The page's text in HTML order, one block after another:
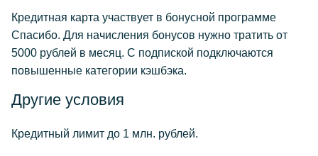
Кредитная карта участвует в бонусной программе
Спасибо. Для начисления бонусов нужно тратить от
5000 рублей в месяц. С подпиской подключаются
повышенные категории кэшбэка.
Другие условия
Кредитный лимит до 1 млн. рублей.